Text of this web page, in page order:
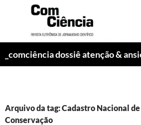
_comciência dossiê atenção &
Arquivo da tag: Cadastro Nacional
Conservação